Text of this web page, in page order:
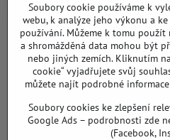
DIČ: CZ8103114129
Sklad, vzorkovna PO
Záříčí ev. č. 54
768 11 Chropyně
608 855 055
podlahyALFA​@seznam​.cz
Soubory cookie používáme k
webu, k analýze jeho výkonu a
používání. Můžeme k tomu
a shromážděná data mohou být
nebo jiných zemích. Kliknutím
cookie“ vyjadřujete svůj
můžete najít podrobné
Soubory cookies ke zlepšení
Google Ads – podrobnosti zde
(Facebook,